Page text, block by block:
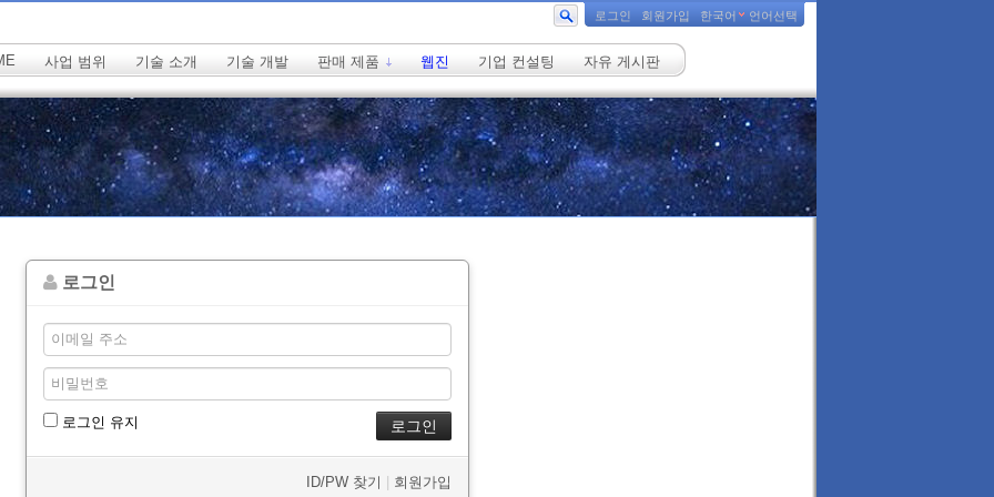
로그인 회원가입 한국어 언어선택
사업 범위 기술 소개 기술 개발 판매 제품 웹진 기업 컨설팅 자유 게시판
로그인
로그인 유지
ID/PW 찾기 회원가입